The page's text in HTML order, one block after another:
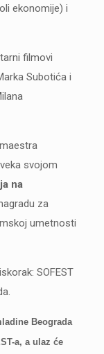
ekonomije) i
filmovi
Subotića i
svojom
na
za
umetnosti
SOFEST
Beograda
a, a ulaz će